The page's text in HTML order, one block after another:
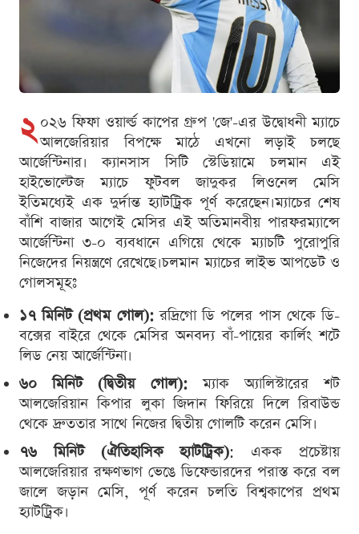
২ ০২৬ ফিফা ওয়ার্ল্ড কাপের গ্রুপ 'জে'-এর উদ্বোধনী ম্যাচে
আলজেরিয়ার বিপক্ষে মাঠে এখনো লড়াই চলছে
আর্জেন্টিনার। ক্যানসাস সিটি স্টেডিয়ামে চলমান এই
হাইভোল্টেজ ম্যাচে ফুটবল জাদুকর লিওনেল মেসি
ইতিমধ্যেই এক দুর্দান্ত হ্যাটট্রিক পূর্ণ করেছেন।ম্যাচের শেষ
বাঁশি বাজার আগেই মেসির এই অতিমানবীয় পারফরম্যান্সে
আর্জেন্টিনা ৩-০ ব্যবধানে এগিয়ে থেকে ম্যাচটি পুরোপুরি
নিজেদের নিয়ন্ত্রণে রেখেছে।চলমান ম্যাচের লাইভ আপডেট ও
গোলসমূহঃ
১৭ মিনিট (প্রথম গোল):রদ্রিগো ডি পলের পাস থেকে ডি-
বক্সের বাইরে থেকে মেসির অনবদ্য বাঁ-পায়ের কার্লিং শটে
লিড নেয় আর্জেন্টিনা।
৬০ মিনিট (দ্বিতীয় গোল):ম্যাক অ্যালিস্টারের শট
আলজেরিয়ান কিপার লুকা জিদান ফিরিয়ে দিলে রিবাউন্ড
থেকে দ্রুততার সাথে নিজের দ্বিতীয় গোলটি করেন মেসি।
৭৬ মিনিট (ঐতিহাসিক হ্যাটট্রিক): একক প্রচেষ্টায়
আলজেরিয়ার রক্ষণভাগ ভেঙে ডিফেন্ডারদের পরাস্ত করে বল
জালে জড়ান মেসি, পূর্ণ করেন চলতি বিশ্বকাপের প্রথম
হ্যাটট্রিক।